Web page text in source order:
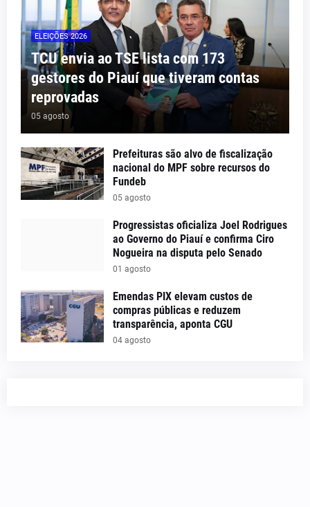
ELEIÇÕES 2026
TCU envia ao TSE lista com 173
gestores do Piauí que tiveram contas
reprovadas
05 agosto
Prefeituras são alvo de fiscalização
nacional do MPF sobre recursos do
Fundeb
05 agosto
Progressistas oficializa Joel Rodrigues
ao Governo do Piauí e confirma Ciro
Nogueira na disputa pelo Senado
01 agosto
Emendas PIX elevam custos de
compras públicas e reduzem
transparência, aponta CGU
04 agosto